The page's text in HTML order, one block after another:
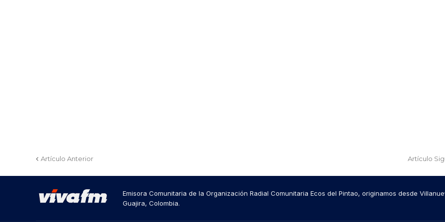
Artículo Anterior Artículo
Emisora Comunitaria de la Organización Radial Comunitaria Ecos del Pintao, originamos desde
Guajira, Colombia.